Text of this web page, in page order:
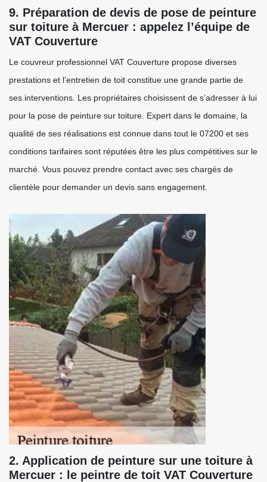
9. Préparation de devis de pose de peinture
sur toiture à Mercuer : appelez l’équipe de
VAT Couverture
Le couvreur professionnel VAT Couverture propose diverses
prestations et l’entretien de toit constitue une grande partie de
ses interventions. Les propriétaires choisissent de s’adresser à lui
pour la pose de peinture sur toiture. Expert dans le domaine, la
qualité de ses réalisations est connue dans tout le 07200 et ses
conditions tarifaires sont réputées être les plus compétitives sur le
marché. Vous pouvez prendre contact avec ses chargés de
clientèle pour demander un devis sans engagement.
2. Application de peinture sur une toiture à
Mercuer : le peintre de toit VAT Couverture